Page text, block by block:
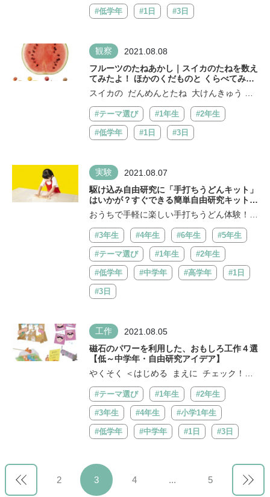
#低学年 #1日 #3日
観察 2021.08.08
フルーツのたねあかし｜スイカのたねを数え
てみたよ！ ほかのくだものと くらべてみよ
う【低学年・自由研究アイデア】
スイカの だんめんとたね 大けんきゅう 夏
のくだものの代表、スイカ1玉に いっ...
#テーマ選び
#1年生 #2年生
#低学年 #1日 #3日
実験 2021.08.07
駆け込み自由研究に「手打ちうどんキット」
はいかが？すぐできる簡単自由研究キット２
選
おうちで手軽に楽しい手打ちうどん体験！お
うち山田うどん手打ちシリーズ「自由研...
#3年生
#4年生 #6年生 #5年生
#テーマ選び #1年生 #2年生
#低学年 #中学年 #高学年 #1日
#3日
工作 2021.08.05
磁石のパワーを利用した、おもしろ工作４選
【低～中学年・自由研究アイデア】
やくそく ＜はじめる まえに チェック！＞
□ざいりょうを切ると...
#テーマ選び
#1年生 #2年生
#3年生 #4年生 #小学1年生
#低学年 #中学年 #1日 #3日
2 3 4 ... 5